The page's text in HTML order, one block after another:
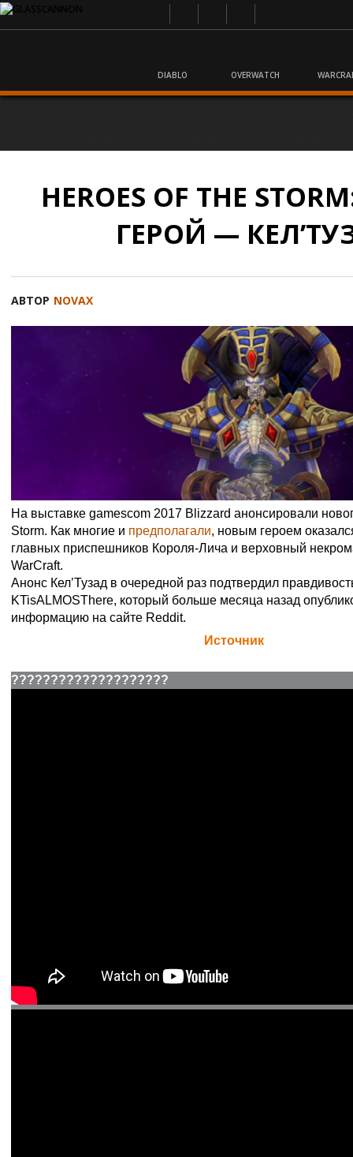
DIABLO OVERWATCH
HEROES OF THE
ГЕРОЙ —
АВТОР NOVAX
На выставке gamescom 2017 Blizzard анонсировали
Storm. Как многие и предполагали, новым героем
главных приспешников Короля-Лича и верховный
WarCraft.
Анонс Кел’Тузад в очередной раз подтвердил
KTisALMOSThere, который больше месяца назад
информацию на сайте Reddit.
Источник
????????????????????